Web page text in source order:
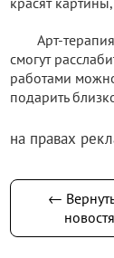
Арт-
смогут
работами
подарить
на правах
←